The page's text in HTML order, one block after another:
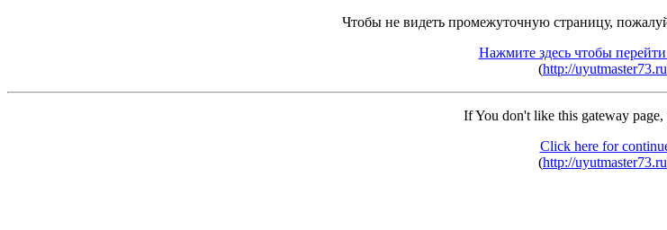
Чтобы не видеть промежуточную страницу,
Нажмите здесь чтобы
(http://uyutmaster73.ru
If You don't like this gateway page,
Click here for
(http://uyutmaster73.ru